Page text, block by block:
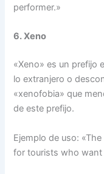
performer.»
6. Xeno
«Xeno» es un prefijo
lo extranjero o
«xenofobia» que
de este prefijo.
Ejemplo de uso:
for tourists who want